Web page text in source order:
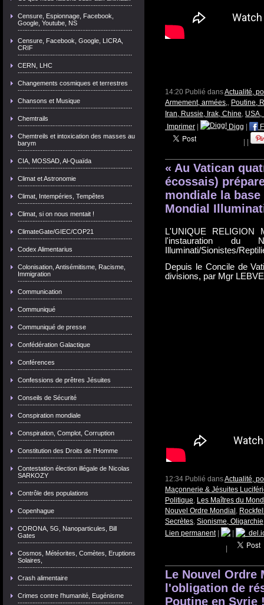
Censure, Espionnage, Facebook,
Google, Youtube, NS
Censure, Facebook, Google, LICRA,
CRIF
CERN, LHC
Changements cosmiques et terrestres
Chansons et Musique
Chemtrails
Chemtreils et intoxication des masses au
barym
CIA, MOSSAD, Al-Quaïda
Climat et Astronomie
Climat, Intempéries, Tempêtes
Climat, si on nous mentait !
ClimateGate/GIEC/COP21
Codex Alimentarius
Colonisation, Antisémitisme, Racisme,
Immigration
Communication
Communiqué
Communiqué de presse
Confédération Galactique
Conférences
Confessions de prêtres Jésuites
Conseils de Sécurité
Conspiration mondiale
Conspiration, Complot, Corruption
Constitution des Droits de l'Homme
Contestation élection illégale de Nicolas
SARKOZY
Contrôle des populations
Copenhague
CORONA, 5G, Nanoparticules, Bill
Gates
Cosmos, Météorites, Comètes, Eruptions
Solaires,
Crash alimentaire
Crimes contre l'humanité, Eugénisme
14:20 Publié dansActualité,
Armement, armées,, Poutine,
Iran, Russie, Irak, Chine, USA,
Imprimer
Digg
« Au Vatican
écossais)
mondiale la
Mondial
L'UNIQUE RELIGION
l'instauration du
Illuminati/Sionistes/
Depuis le Concile de
divisions, par Mgr
12:34 Publié dansActualité,
Maçonnerie & Jésuites
Politique, Les Maîtres du
Nouvel Ordre Mondial ,
Secrètes, Sionisme,
Lien permanent|
Le Nouvel Ordre
l'obligation de
Poutine en Syrie